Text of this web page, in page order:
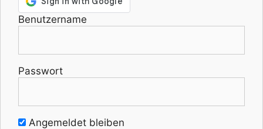
Benutzername
Passwort
Angemeldet bleiben